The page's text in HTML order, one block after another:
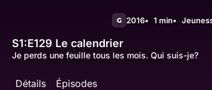
G 2016 1 min
S1:E129 Le calendrier
Je perds une feuille tous les mois. Qui suis-je?
Détails Épisodes